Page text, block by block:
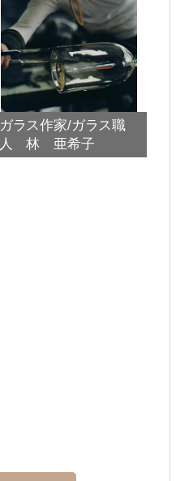
ガラス作家/ガラス職
人 林 亜希子